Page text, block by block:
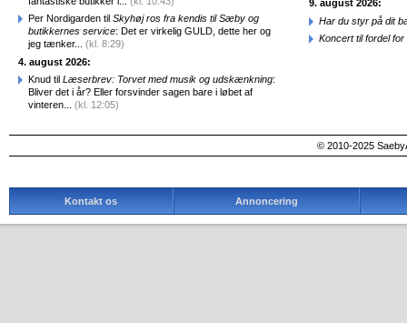
Per Nordigarden til Skyhøj ros fra kendis til Sæby og
butikkernes service: Det er virkelig GULD, dette her og
jeg tænker... (kl. 8:29)
4. august 2026:
Knud til Læserbrev: Torvet med musik og udskænkning:
Bliver det i år? Eller forsvinder sagen bare i løbet af
vinteren... (kl. 12:05)
9. august 2026:
Har du styr på dit
Koncert til fordel
© 2010-2025
Kontakt os Annoncering